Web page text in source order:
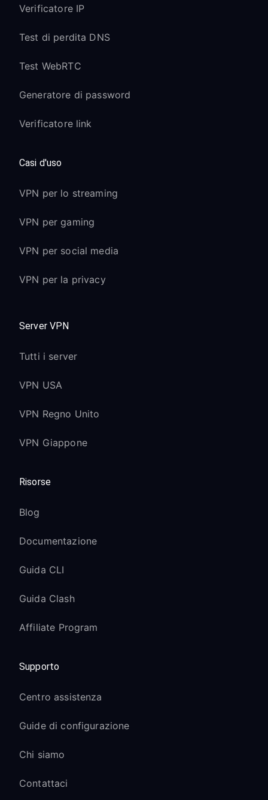
Verificatore IP
Test di perdita DNS
Test WebRTC
Generatore di password
Verificatore link
Casi d'uso
VPN per lo streaming
VPN per gaming
VPN per social media
VPN per la privacy
Server VPN
Tutti i server
VPN USA
VPN Regno Unito
VPN Giappone
Risorse
Blog
Documentazione
Guida CLI
Guida Clash
Affiliate Program
Supporto
Centro assistenza
Guide di configurazione
Chi siamo
Contattaci